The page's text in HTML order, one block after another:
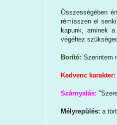
Összességében
rémísszen el
kapunk, aminek
végéhez
Borító: Szerintem
Kedvenc karakter:
Szárnyalás:
Mélyrepülés: a